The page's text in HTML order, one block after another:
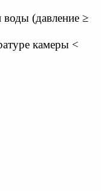
(давление ≥
камеры <